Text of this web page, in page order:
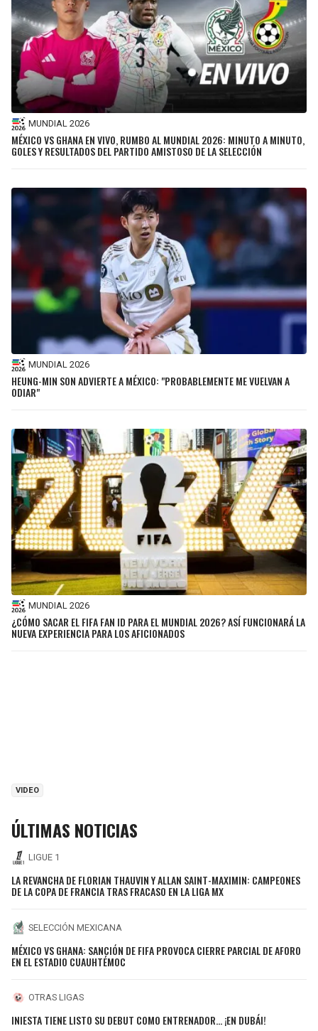
MUNDIAL 2026
MÉXICO VS GHANA EN VIVO, RUMBO AL MUNDIAL 2026: MINUTO A MINUTO,
GOLES Y RESULTADOS DEL PARTIDO AMISTOSO DE LA SELECCIÓN
MUNDIAL 2026
HEUNG-MIN SON ADVIERTE A MÉXICO: "PROBABLEMENTE ME VUELVAN A
ODIAR"
MUNDIAL 2026
¿CÓMO SACAR EL FIFA FAN ID PARA EL MUNDIAL 2026? ASÍ FUNCIONARÁ LA
NUEVA EXPERIENCIA PARA LOS AFICIONADOS
VIDEO
ÚLTIMAS NOTICIAS
LIGUE 1
LA REVANCHA DE FLORIAN THAUVIN Y ALLAN SAINT-MAXIMIN: CAMPEONES
DE LA COPA DE FRANCIA TRAS FRACASO EN LA LIGA MX
SELECCIÓN MEXICANA
MÉXICO VS GHANA: SANCIÓN DE FIFA PROVOCA CIERRE PARCIAL DE AFORO
EN EL ESTADIO CUAUHTÉMOC
OTRAS LIGAS
INIESTA TIENE LISTO SU DEBUT COMO ENTRENADOR... ¡EN DUBÁI!